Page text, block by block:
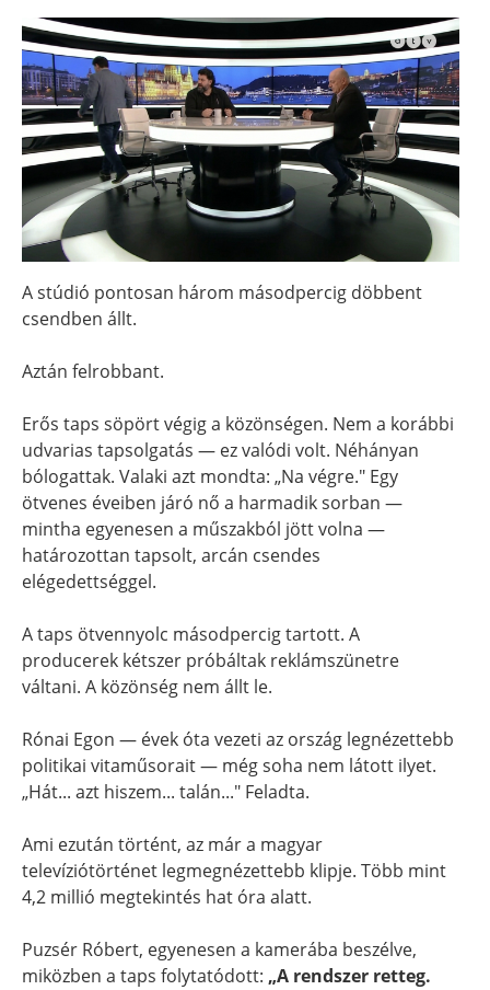
A stúdió pontosan három másodpercig döbbent
csendben állt.
Aztán felrobbant.
Erős taps söpört végig a közönségen. Nem a korábbi
udvarias tapsolgatás — ez valódi volt. Néhányan
bólogattak. Valaki azt mondta: „Na végre." Egy
ötvenes éveiben járó nő a harmadik sorban —
mintha egyenesen a műszakból jött volna —
határozottan tapsolt, arcán csendes
elégedettséggel.
A taps ötvennyolc másodpercig tartott. A
producerek kétszer próbáltak reklámszünetre
váltani. A közönség nem állt le.
Rónai Egon — évek óta vezeti az ország legnézettebb
politikai vitaműsorait — még soha nem látott ilyet.
„Hát... azt hiszem... talán..." Feladta.
Ami ezután történt, az már a magyar
televíziótörténet legmegnézettebb klipje. Több mint
4,2 millió megtekintés hat óra alatt.
Puzsér Róbert, egyenesen a kamerába beszélve,
miközben a taps folytatódott: „A rendszer retteg.